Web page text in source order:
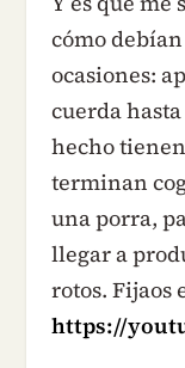
cómo
ocasiones:
cuerda
hecho
terminan
una porra,
llegar a
rotos. Fijaos
https://